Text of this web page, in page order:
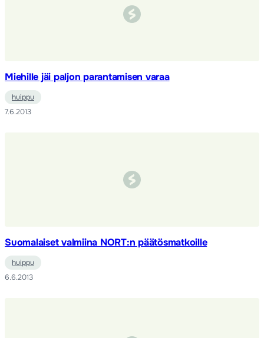
Miehille jäi paljon parantamisen varaa
huippu
7.6.2013
Suomalaiset valmiina NORT:n päätösmatkoille
huippu
6.6.2013